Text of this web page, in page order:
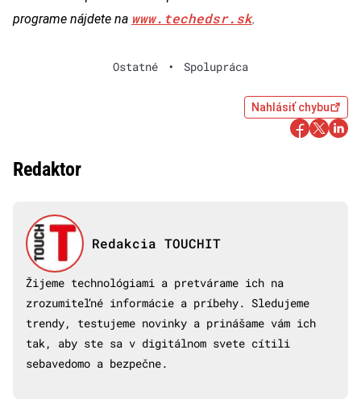
programe nájdete na www.techedsr.sk.
Ostatné • Spolupráca
Nahlásiť chybu
Redaktor
Redakcia TOUCHIT
Žijeme technológiami a pretvárame ich na
zrozumiteľné informácie a príbehy. Sledujeme
trendy, testujeme novinky a prinášame vám ich
tak, aby ste sa v digitálnom svete cítili
sebavedomo a bezpečne.